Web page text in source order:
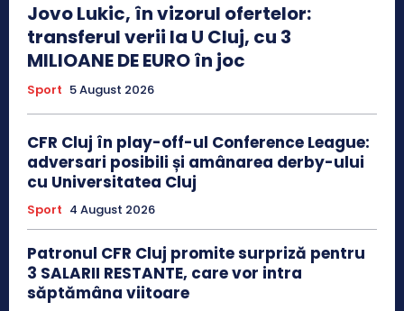
Jovo Lukic, în vizorul ofertelor:
transferul verii la U Cluj, cu 3
MILIOANE DE EURO în joc
Sport 5 August 2026
CFR Cluj în play-off-ul Conference League:
adversari posibili și amânarea derby-ului
cu Universitatea Cluj
Sport 4 August 2026
Patronul CFR Cluj promite surpriză pentru
3 SALARII RESTANTE, care vor intra
săptămâna viitoare